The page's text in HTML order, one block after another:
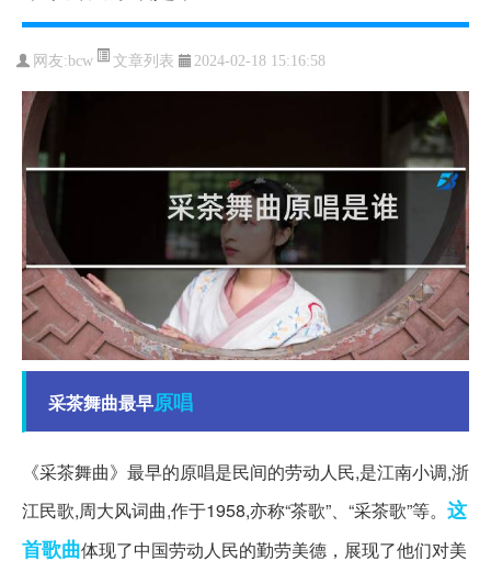
网友:bcw 文章列表 2024-02-18 15:16:58
采茶舞曲最早原唱
《采茶舞曲》最早的原唱是民间的劳动人民,是江南小调,浙
江民歌,周大风词曲,作于1958,亦称“茶歌”、“采茶歌”等。 这
首歌曲体现了中国劳动人民的勤劳美德，展现了他们对美